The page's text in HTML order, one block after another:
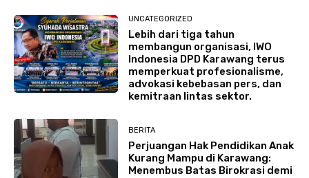
UNCATEGORIZED
Lebih dari tiga tahun
membangun organisasi, IWO
Indonesia DPD Karawang terus
memperkuat profesionalisme,
advokasi kebebasan pers, dan
kemitraan lintas sektor.
BERITA
Perjuangan Hak Pendidikan Anak
Kurang Mampu di Karawang:
Menembus Batas Birokrasi demi